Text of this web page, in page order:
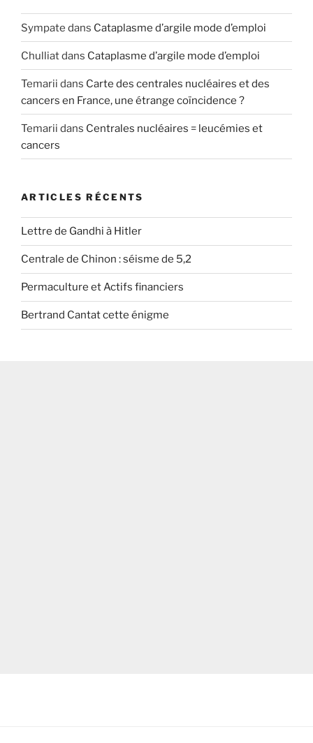
Sympate dans Cataplasme d’argile mode d’emploi
Chulliatdans Cataplasme d’argile mode d’emploi
Temarii dans Carte des centrales nucléaires et des
cancers en France, une étrange coïncidence ?
Temarii dans Centrales nucléaires = leucémies et
cancers
ARTICLES RÉCENTS
Lettre de Gandhi à Hitler
Centrale de Chinon : séisme de 5,2
Permaculture et Actifs financiers
Bertrand Cantat cette énigme